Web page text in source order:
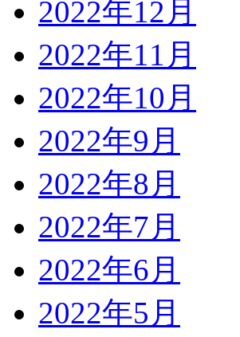
2022年12月
2022年11月
2022年10月
2022年9月
2022年8月
2022年7月
2022年6月
2022年5月